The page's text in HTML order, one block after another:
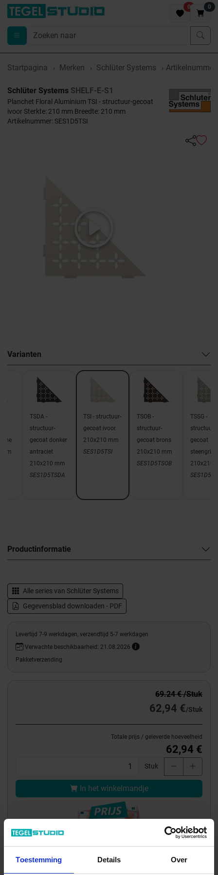
Toestemming Details Over
0 0
Startpagina Merken Schlüter Systems Artikelnummer
Schlüter Systems SHELF-E-S1
Planchet Floral Aluminium TSI - structuur-gecoat
ivoor Sterkte: 210 mm Breedte: 210 mm
Artikelnummer: SES1D5TSI
Varianten
TSDA -
structuur-
gecoat donker
antraciet
210x210 mm
SES1D5TSDA
TSI - structuur-
gecoat ivoor
210x210 mm
SES1D5TSI
TSOB -
structuur-
gecoat brons
210x210 mm
SES1D5TSOB
TSSG -
structuur-
gecoat
steengrijs
210x210
Productinformatie
Alle series van Schlüter Systems
Gegevensblad downloaden - PDF
Levertijd 7-9 werkdagen, verzendtijd 5-7 werkdagen
Verwachte beschikbaarheid: 21.08.2026
Pakketverzending
69.24 € /Stuk
62,94 €/Stuk
Totale prijs / geleverde hoeveelheid
62,94 €
Stuk
In het winkelmandje